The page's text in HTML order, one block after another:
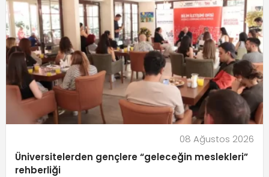
08 Ağustos 2026
Üniversitelerden gençlere “geleceğin meslekleri”
rehberliği